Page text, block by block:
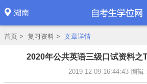
湖南
首页 > 复习资料 > 文章详情
2020年公共英语三级口试资料之
2019-12-09 16:44:43 编辑